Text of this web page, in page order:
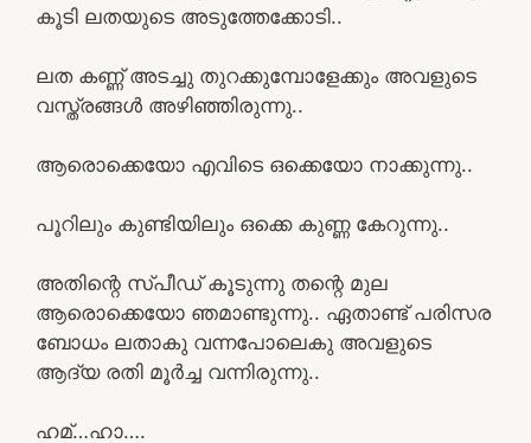
കൂടി ലതയുടെ അടുത്തേക്കോടി..
ലത കണ്ണ് അടച്ചു തുറക്കുമ്പോളേക്കും അവളുടെ
വസ്ത്രങ്ങൾ അഴിഞ്ഞിരുന്നു..
ആരൊക്കെയോ എവിടെ ഒക്കെയോ നാക്കുന്നു..
പൂറിലും കുണ്ടിയിലും ഒക്കെ കുണ്ണ കേറുന്നു..
അതിന്റെ സ്പീഡ് കൂടുന്നു തന്റെ മുല
ആരൊക്കെയോ ഞമാണ്ടുന്നു.. ഏതാണ്ട് പരിസര
ബോധം ലതാകു വന്നപോലെകു അവളുടെ
ആദ്യ രതി മൂർച്ച വന്നിരുന്നു..
ഹമ്…ഹാ….